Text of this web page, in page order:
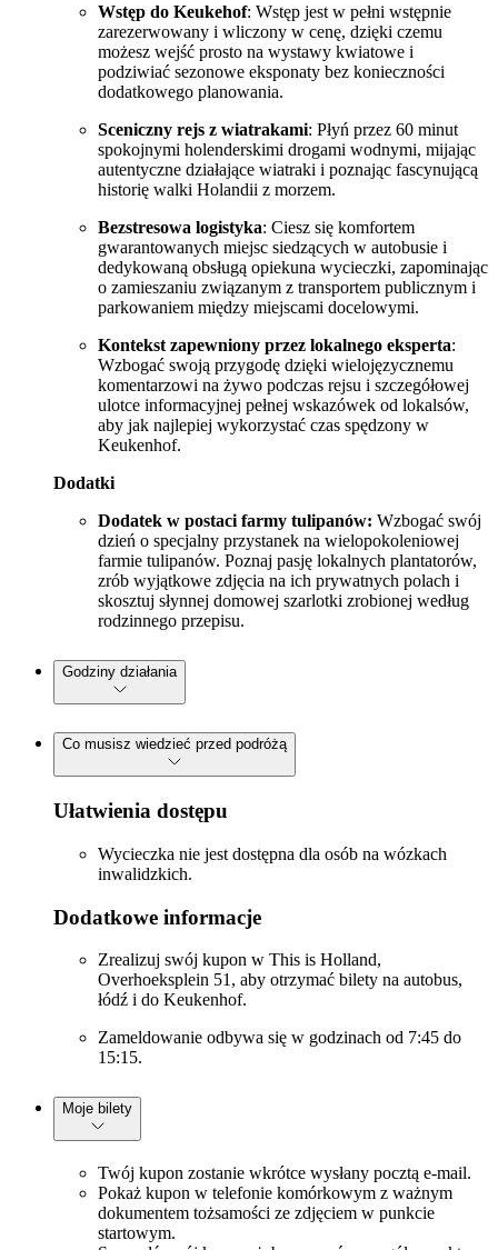
Wstęp do Keukehof: Wstęp jest w pełni wstępnie
zarezerwowany i wliczony w cenę, dzięki czemu
możesz wejść prosto na wystawy kwiatowe i
podziwiać sezonowe eksponaty bez konieczności
dodatkowego planowania.
Sceniczny rejs z wiatrakami: Płyń przez 60 minut
spokojnymi holenderskimi drogami wodnymi, mijając
autentyczne działające wiatraki i poznając fascynującą
historię walki Holandii z morzem.
Bezstresowa logistyka: Ciesz się komfortem
gwarantowanych miejsc siedzących w autobusie i
dedykowaną obsługą opiekuna wycieczki, zapominając
o zamieszaniu związanym z transportem publicznym i
parkowaniem między miejscami docelowymi.
Kontekst zapewniony przez lokalnego eksperta:
Wzbogać swoją przygodę dzięki wielojęzycznemu
komentarzowi na żywo podczas rejsu i szczegółowej
ulotce informacyjnej pełnej wskazówek od lokalsów,
aby jak najlepiej wykorzystać czas spędzony w
Keukenhof.
Dodatki
Dodatek w postaci farmy tulipanów: Wzbogać swój
dzień o specjalny przystanek na wielopokoleniowej
farmie tulipanów. Poznaj pasję lokalnych plantatorów,
zrób wyjątkowe zdjęcia na ich prywatnych polach i
skosztuj słynnej domowej szarlotki zrobionej według
rodzinnego przepisu.
Godziny działania
Co musisz wiedzieć przed podróżą
Ułatwienia dostępu
Wycieczka nie jest dostępna dla osób na wózkach
inwalidzkich.
Dodatkowe informacje
Zrealizuj swój kupon w This is Holland,
Overhoeksplein 51, aby otrzymać bilety na autobus,
łódź i do Keukenhof.
Zameldowanie odbywa się w godzinach od 7:45 do
15:15.
Moje bilety
Twój kupon zostanie wkrótce wysłany pocztą e-mail.
Pokaż kupon w telefonie komórkowym z ważnym
dokumentem tożsamości ze zdjęciem w punkcie
startowym.